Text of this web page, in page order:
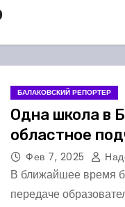
БАЛАКОВСКИЙ РЕПОРТЕР
Одна школа в
областное
Фев 7, 2025
В ближайшее время
передаче